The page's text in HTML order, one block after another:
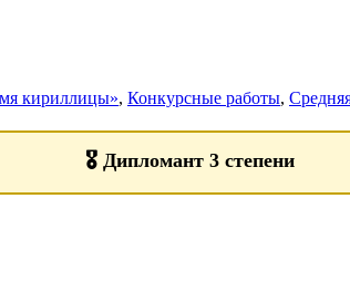
кириллицы», Конкурсные работы,
🎖️ Дипломант 3 степени